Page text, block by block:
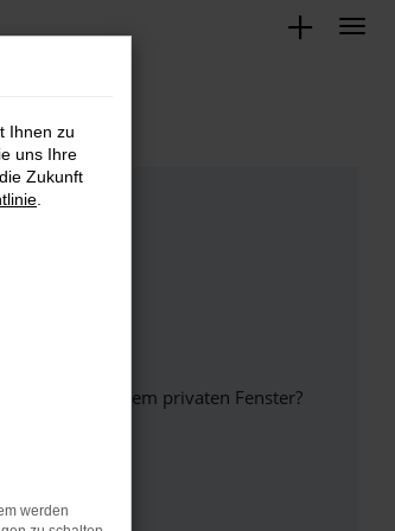
oder in einem privaten Fenster?
werden.
Ihnen zu
uns Ihre
Zukunft
werden